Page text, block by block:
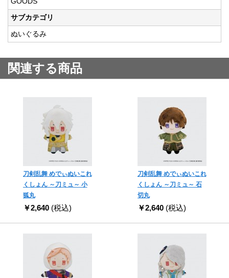
サブカテゴリ
ぬいぐるみ
関連する商品
刀剣乱舞 めでぃぬいこれ
くしょん ～刀ミュ～ 小
狐丸
￥2,640 (税込)
刀剣乱舞 めでぃぬいこれ
くしょん ～刀ミュ～ 石
切丸
￥2,640 (税込)